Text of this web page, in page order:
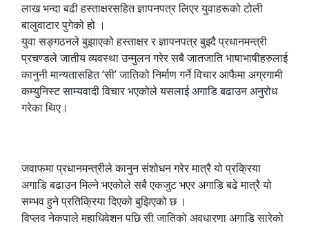
लाख भन्दा बढी हस्ताक्षरसहित ज्ञापनपत्र लिएर युवाहरूको टोली
बालुवाटार पुगेको हो ।
युवा सङ्गठनले बुझाएको हस्ताक्षर र ज्ञापनपत्र बुझ्दै प्रधानमन्त्री
प्रचण्डले जातीय व्यवस्था उन्मुलन गरेर सबै जातजाति भाषाभाषीहरुलाई
कानुनी मान्यतासहित ‘सी’ जातिको निर्माण गर्ने विचार आफैमा अग्रगामी
कम्युनिस्ट साम्यवादी विचार भएकोले यसलाई अगाडि बढाउन अनुरोध
गरेका थिए।
जवाफमा प्रधानमन्त्रीले कानुन संशोधन गरेर मात्रै यो प्रक्रिया
अगाडि बढाउन मिल्ने भएकोले सबै एकजुट भएर अगाडि बढे मात्रै यो
सम्भव हुने प्रतिक्रिया दिएको बुझिएको छ ।
विप्लव नेकपाले महाधिवेशन पछि सी जातिको अवधारणा अगाडि सारेको